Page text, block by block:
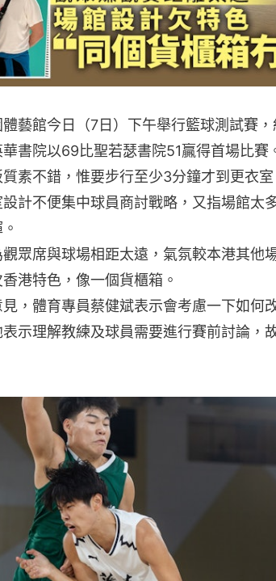
藝館今日（7日）下午舉行籃球測試賽
書院以69比聖若瑟書院51贏得首場比賽
素不錯，惟要步行至少3分鐘才到更衣
計不便集中球員商討戰略，又指場館太
眾席與球場相距太遠，氣氛較本港其他
港特色，像一個貨櫃箱。
，體育專員蔡健斌表示會考慮一下如何
示理解教練及球員需要進行賽前討論，